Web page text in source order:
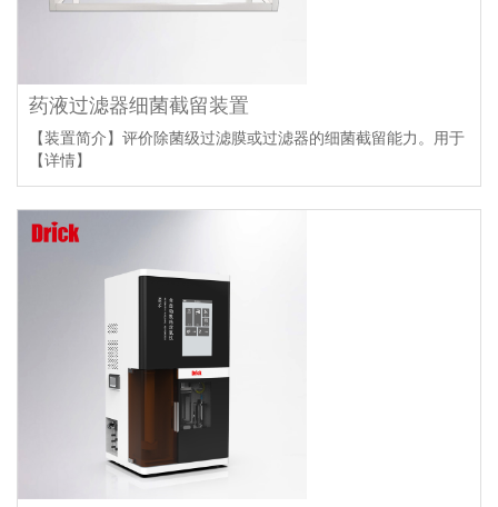
药液过滤器细菌截留装置
【装置简介】评价除菌级过滤膜或过滤器的细菌截留能力。用于
【详情】